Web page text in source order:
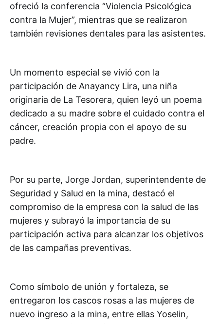
ofreció la conferencia “Violencia Psicológica
contra la Mujer”, mientras que se realizaron
también revisiones dentales para las asistentes.
Un momento especial se vivió con la
participación de Anayancy Lira, una niña
originaria de La Tesorera, quien leyó un poema
dedicado a su madre sobre el cuidado contra el
cáncer, creación propia con el apoyo de su
padre.
Por su parte, Jorge Jordan, superintendente de
Seguridad y Salud en la mina, destacó el
compromiso de la empresa con la salud de las
mujeres y subrayó la importancia de su
participación activa para alcanzar los objetivos
de las campañas preventivas.
Como símbolo de unión y fortaleza, se
entregaron los cascos rosas a las mujeres de
nuevo ingreso a la mina, entre ellas Yoselin,